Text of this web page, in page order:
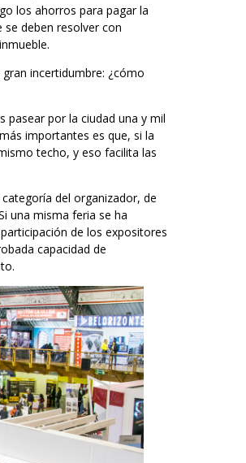
los ahorros para pagar la
deben resolver con
incertidumbre: ¿cómo
pasear por la ciudad una y mil
importantes es que, si la
techo, y eso facilita las
del organizador, de
una misma feria se ha
de los expositores
capacidad de